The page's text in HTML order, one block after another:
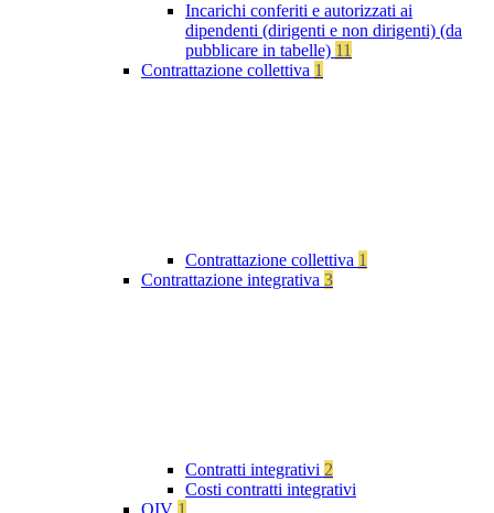
Incarichi conferiti e autorizzati ai
dipendenti (dirigenti e non dirigenti) (da
pubblicare in tabelle) 11
Contrattazione collettiva 1
Contrattazione collettiva 1
Contrattazione integrativa 3
Contratti integrativi 2
Costi contratti integrativi